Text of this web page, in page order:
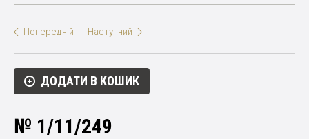
Попередній Наступний
ДОДАТИ В КОШИК
№ 1/11/249